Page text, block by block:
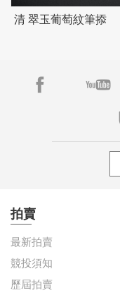
清 翠玉葡萄紋筆掭
拍賣
最新拍賣
競投須知
歷屆拍賣